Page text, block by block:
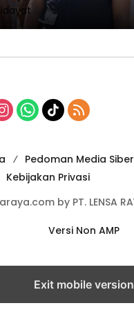
Pedoman Media Siber
Kebijakan Privasi
by PT. LENSA
Versi Non AMP
Exit mobile version